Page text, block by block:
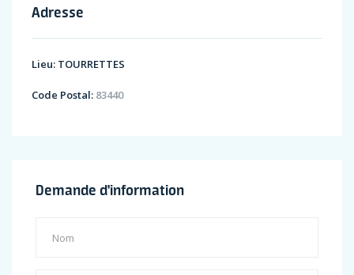
Adresse
Lieu: TOURRETTES
Code Postal: 83440
Demande d'information